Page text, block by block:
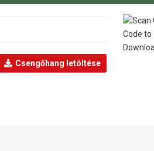
Csengőhang letöltése